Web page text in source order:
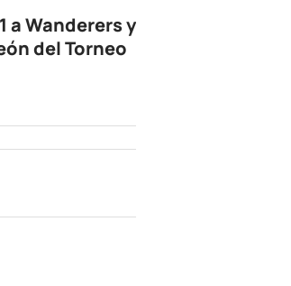
a Wanderers y
del Torneo